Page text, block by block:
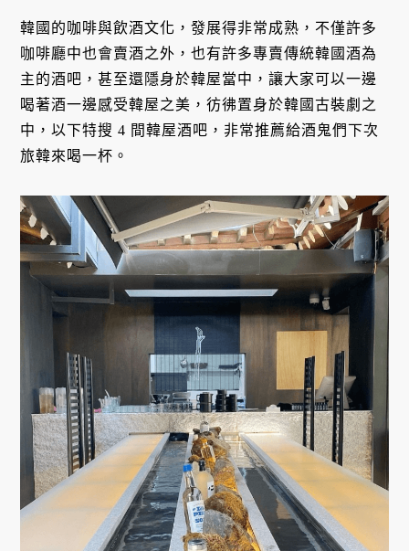
韓國的咖啡與飲酒文化，發展得非常成熟，不僅許多
咖啡廳中也會賣酒之外，也有許多專賣傳統韓國酒為
主的酒吧，甚至還隱身於韓屋當中，讓大家可以一邊
喝著酒一邊感受韓屋之美，彷彿置身於韓國古裝劇之
中，以下特搜 4 間韓屋酒吧，非常推薦給酒鬼們下次
旅韓來喝一杯。